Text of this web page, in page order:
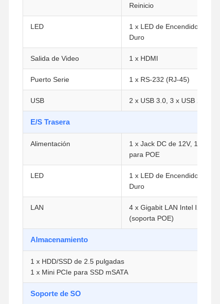
Inicio Productos
Sobre
Nosotros
Visita A La
Fábrica
Control De
Calidad
Contacto Ahora Charle
Firewall Mini PC también
Reinicio
LED
1 x LED de Encendido, 1 x
Duro
Salida de Video 1 x HDMI
Puerto Serie 1 x RS-232 (RJ-45)
USB 2 x USB 3.0, 3 x USB 2.0
E/S Trasera
Alimentación
1 x Jack DC de 12V, 1 x
para POE
LED
1 x LED de Encendido, 1 x
Duro
LAN
4 x Gigabit LAN Intel I211-
(soporta POE)
Almacenamiento
1 x HDD/SSD de 2.5 pulgadas
1 x Mini PCIe para SSD mSATA
Soporte de SO